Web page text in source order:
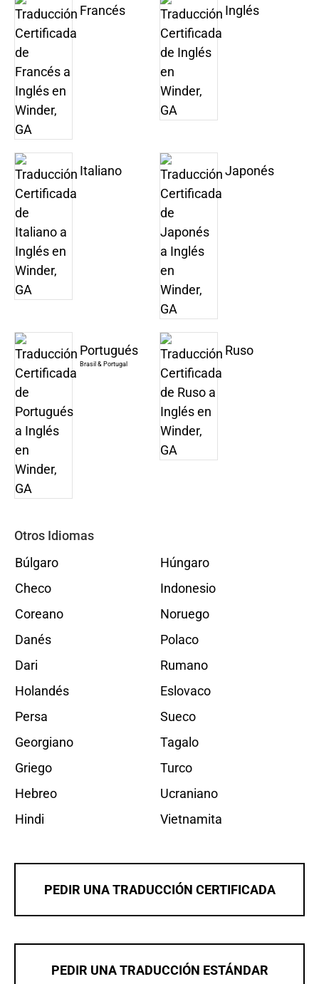
Francés Inglés
Italiano Japonés
Portugués
Brasil & Portugal
Ruso
Otros Idiomas
Búlgaro
Checo
Coreano
Danés
Dari
Holandés
Persa
Georgiano
Griego
Hebreo
Hindi
Húngaro
Indonesio
Noruego
Polaco
Rumano
Eslovaco
Sueco
Tagalo
Turco
Ucraniano
Vietnamita
PEDIR UNA TRADUCCIÓN CERTIFICADA
PEDIR UNA TRADUCCIÓN ESTÁNDAR